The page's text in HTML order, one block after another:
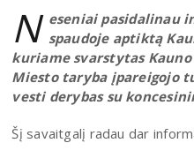
N eseniai pasidalinau
spaudoje aptiktą
kuriame svarstytas
Miesto taryba įpareigojo
vesti derybas su
Šį savaitgalį radau dar